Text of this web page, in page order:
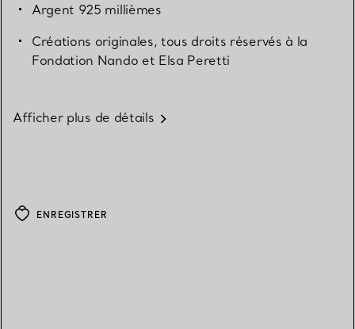
Argent 925 millièmes
Créations originales, tous droits réservés à la
Fondation Nando et Elsa Peretti
Afficher plus de détails
ENREGISTRER